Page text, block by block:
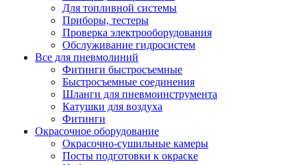
Для топливной системы
Приборы, тестеры
Проверка электрооборудования
Обслуживание гидросистем
Все для пневмолиний
Фитинги быстросъемные
Быстросъемные соединения
Шланги для пневмоинструмента
Катушки для воздуха
Фитинги
Окрасочное оборудование
Окрасочно-сушильные камеры
Посты подготовки к окраске